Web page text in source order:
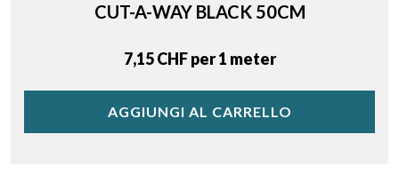
CUT-A-WAY BLACK 50CM
Price
7,15 CHF per 1 meter
AGGIUNGI AL CARRELLO